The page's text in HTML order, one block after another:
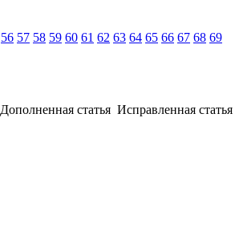
56 57 58 59 60 61 62 63 64 65 66 67 68 69
Дополненная статья Исправленная статья